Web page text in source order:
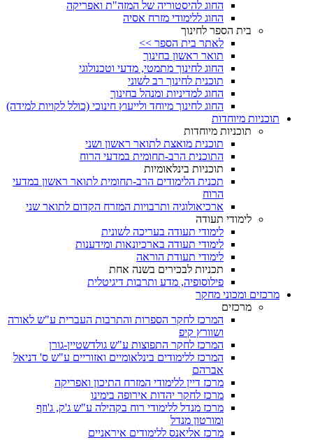
החוג להיסטוריה של המזה"ת ואפריקה
החוג ללימודי מזרח אסיה
בית הספר לחינוך
לאתר בית הספר >>
תואר ראשון בחינוך
החוג לחינוך מתמטי, מדעי וטכנולוגי
תוכנית לחינוך רב לשוני
החוג למדיניות ומנהל בחינוך
החוג לחינוך מיוחד ולייעוץ חינוכי (כולל לקויות למידה)
תוכניות מיוחדות
תוכניות מיוחדות
תוכנית מואצת לתואר ראשון ושני
התוכנית הרב-תחומית במדעי הרוח
תוכניות בינלאומיות
תכנית הלימודים הרב-תחומית לתואר ראשון במדעי
הרוח
ארכיאולוגיה ותרבויות המזרח הקדום לתואר שני
לימודי תעודה
לימודי תעודה בעריכה לשונית
לימודי תעודה בארכיונאות ומידענות
לימודי תעודת הוראה
תכניות לבכירים בשנה אחת
פילוסופיה, מדע ותרבות דיגיטלית
מרכזים ומכוני מחקר
מרכזים
המרכז לחקר הספרות והתרבות העברית ע"ש לאורה
ושוורץ קיפ
המרכז לחקר התפוצות ע"ש גולדשטיין-גורן
המרכז ללימודים בינלאומיים ואזוריים ע"ש ס' דניאל
אברהם
מרכז דיין ללימודי המזרח התיכון ואפריקה
מרכז לחקר יהדות אירופה בימינו
מרכז מנדל ללימודי רוח בקהילה ע"ש ג'ק, ג'וזף
ומורטון מנדל
מרכז אליאנס ללימודים איראניים